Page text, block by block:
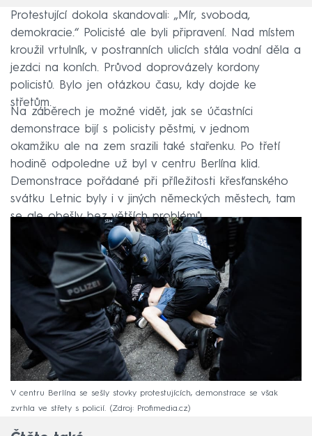
Protestující dokola skandovali: „Mír, svoboda,
demokracie.“ Policisté ale byli připravení. Nad místem
kroužil vrtulník, v postranních ulicích stála vodní děla a
jezdci na koních. Průvod doprovázely kordony
policistů. Bylo jen otázkou času, kdy dojde ke
střetům.
Na záběrech je možné vidět, jak se účastníci
demonstrace bijí s policisty pěstmi, v jednom
okamžiku ale na zem srazili také stařenku. Po třetí
hodině odpoledne už byl v centru Berlína klid.
Demonstrace pořádané při příležitosti křesťanského
svátku Letnic byly i v jiných německých městech, tam
se ale obešly bez větších problémů.
V centru Berlína se sešly stovky protestujících, demonstrace se však
zvrhla ve střety s policií.
Zdroj: Profimedia.cz